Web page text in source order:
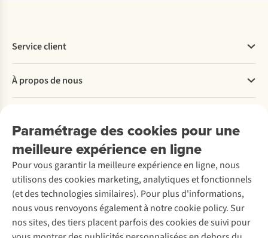
Paramétrage des cookies pour une
meilleure expérience en ligne
Pour vous garantir la meilleure expérience en ligne, nous
utilisons des cookies marketing, analytiques et fonctionnels
(et des technologies similaires). Pour plus d'informations,
nous vous renvoyons également à notre cookie policy. Sur
nos sites, des tiers placent parfois des cookies de suivi pour
Service client
Commander
Payer
Retourner
Rétractation d'une commande
Entretien & réparations
Garantie
Contactez-nous
À propos de nous
Entreprise responsable
À propos d’Ayacucho
Nos magasins
À propos d’A.S.Adventure
Déclaration d'accessibilité
Location / Location sports d’hiver
Seconde-main
Entretien de ski
Service de lavage
Entretien de chaussures
Réparation de chaussures
Réparation de vêtements
Découvrez
A.S.Magazine
Explore Camp
Expertise & conseils
Abonnez-vous à la newsletter